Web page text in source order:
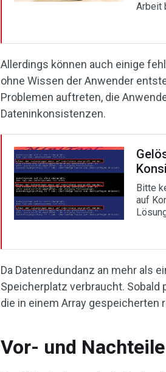
Arbeit
Allerdings können auch einige
ohne Wissen der Anwender
Problemen auftreten, die
Dateninkonsistenzen.
Bitte
auf
Da Datenredundanz an mehr als
Speicherplatz verbraucht. Sobald
die in einem Array gespeicherten
Vor- und